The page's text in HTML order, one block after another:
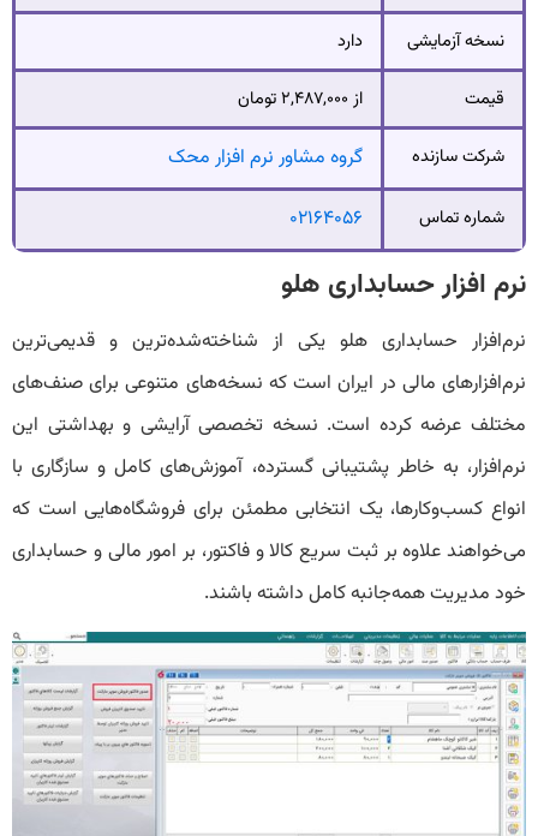
نسخه آزمایشی دارد
قیمت از ۲,۴۸۷,۰۰۰ تومان
شرکت سازنده گروه مشاور نرم افزار محک
شماره تماس ۰۲۱۶۴۰۵۶
نرم افزار حسابداری هلو
نرم‌افزار حسابداری هلو یکی از شناخته‌شده‌ترین و قدیمی‌ترین
نرم‌افزارهای مالی در ایران است که نسخه‌های متنوعی برای صنف‌های
مختلف عرضه کرده است. نسخه تخصصی آرایشی و بهداشتی این
نرم‌افزار، به خاطر پشتیبانی گسترده، آموزش‌های کامل و سازگاری با
انواع کسب‌وکارها، یک انتخابی مطمئن برای فروشگاه‌هایی است که
می‌خواهند علاوه بر ثبت سریع کالا و فاکتور، بر امور مالی و حسابداری
خود مدیریت همه‌جانبه کامل داشته باشند.